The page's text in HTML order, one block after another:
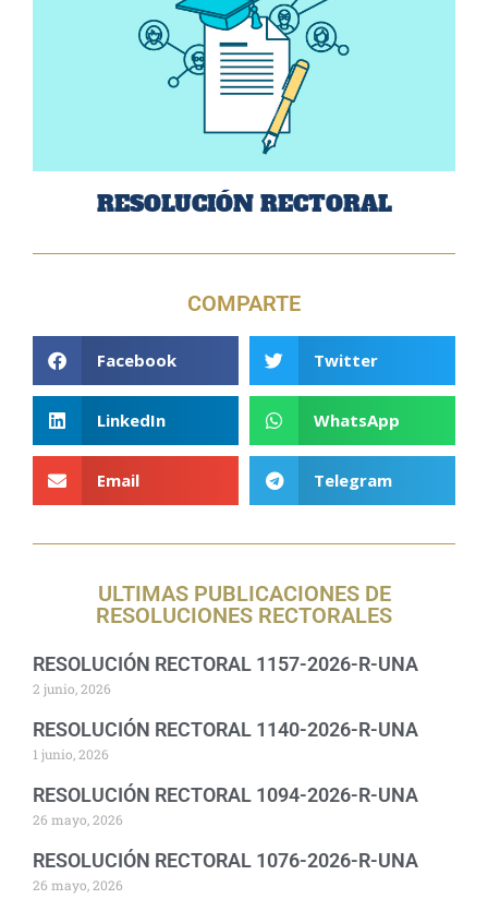
RESOLUCIÓN RECTORAL
COMPARTE
Facebook Twitter
LinkedIn WhatsApp
Email Telegram
ULTIMAS PUBLICACIONES DE
RESOLUCIONES RECTORALES
RESOLUCIÓN RECTORAL 1157-2026-R-UNA
2 junio, 2026
RESOLUCIÓN RECTORAL 1140-2026-R-UNA
1 junio, 2026
RESOLUCIÓN RECTORAL 1094-2026-R-UNA
26 mayo, 2026
RESOLUCIÓN RECTORAL 1076-2026-R-UNA
26 mayo, 2026